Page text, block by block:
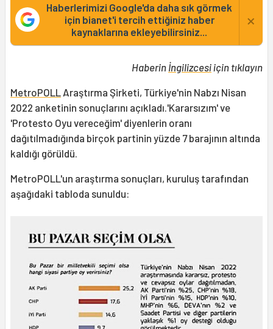
Haberlerimizi Google'da daha sık görmek
için bianet'i tercih ettiğiniz haber
kaynaklarına ekleyebilirsiniz...
×
Haberin İngilizcesi için tıklayın
MetroPOLL Araştırma Şirketi, Türkiye'nin Nabzı Nisan
2022 anketinin sonuçlarını açıkladı.'Kararsızım' ve
'Protesto Oyu vereceğim' diyenlerin oranı
dağıtılmadığında birçok partinin yüzde 7 barajının altında
kaldığı görüldü.
MetroPOLL'un araştırma sonuçları, kuruluş tarafından
aşağıdaki tabloda sunuldu: